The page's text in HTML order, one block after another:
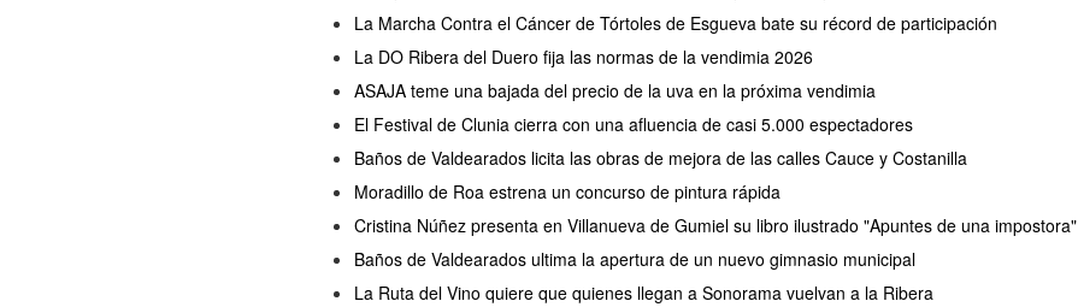
La Marcha Contra el Cáncer de Tórtoles de Esgueva bate su récord de participación
La DO Ribera del Duero fija las normas de la vendimia 2026
ASAJA teme una bajada del precio de la uva en la próxima vendimia
El Festival de Clunia cierra con una afluencia de casi 5.000 espectadores
Baños de Valdearados licita las obras de mejora de las calles Cauce y Costanilla
Moradillo de Roa estrena un concurso de pintura rápida
Cristina Núñez presenta en Villanueva de Gumiel su libro ilustrado "Apuntes de una impostora"
Baños de Valdearados ultima la apertura de un nuevo gimnasio municipal
La Ruta del Vino quiere que quienes llegan a Sonorama vuelvan a la Ribera